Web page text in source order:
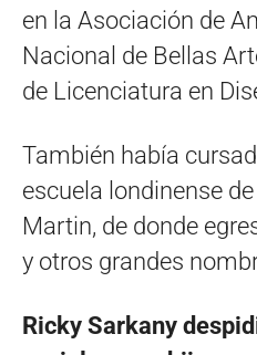
en la Asociación de
Nacional de Bellas
de Licenciatura en
También había
escuela londinense
Martin, de donde
y otros grandes
Ricky Sarkany